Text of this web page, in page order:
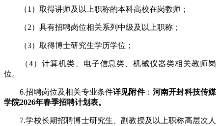
（1）取得讲师及以上职称的本科高校在岗教师；
（2）具有招聘岗位相关系列中级及以上职称；
（3）取得博士研究生学历学位；
（4）计算机类、电子信息类、机械仪器类相关教师岗
位。
6.招聘岗位及相关专业条件详见附件： 河南开封科技传媒
学院2026年春季招聘计划表。
7.学校长期招聘博士研究生、副教授及以上职称高层次人